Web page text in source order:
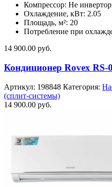
Компрессор: Не
Охлаждение, кВт: 2.05
Площадь, м²: 20
Потребление при
14 900.00 руб.
Кондиционер Rovex RS-
Артикул: 198848 Категория:
(сплит-системы)
14 900.00 руб.